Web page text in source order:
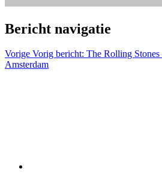
Bericht navigatie
Vorige Vorig bericht: The Rolling
Amsterdam